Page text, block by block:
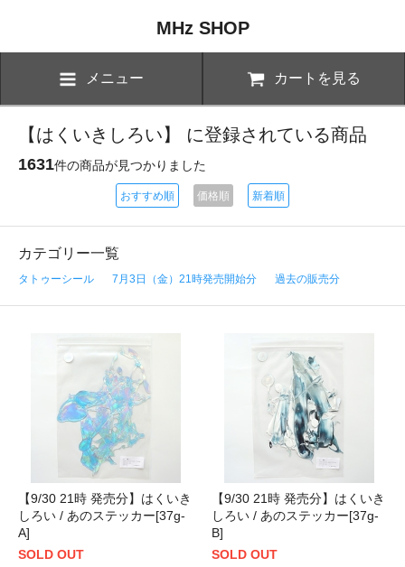
MHz SHOP
メニュー カートを見る
【はくいきしろい】 に登録されている商品
1631件の商品が見つかりました
おすすめ順 価格順 新着順
カテゴリー一覧
タトゥーシール 7月3日（金）21時発売開始分 過去の販売分
【9/30 21時 発売分】はくいき
しろい / あのステッカー[37g-
A]
SOLD OUT
【9/30 21時 発売分】はくいき
しろい / あのステッカー[37g-
B]
SOLD OUT